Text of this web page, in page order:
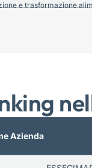
e trasformazione
Azienda